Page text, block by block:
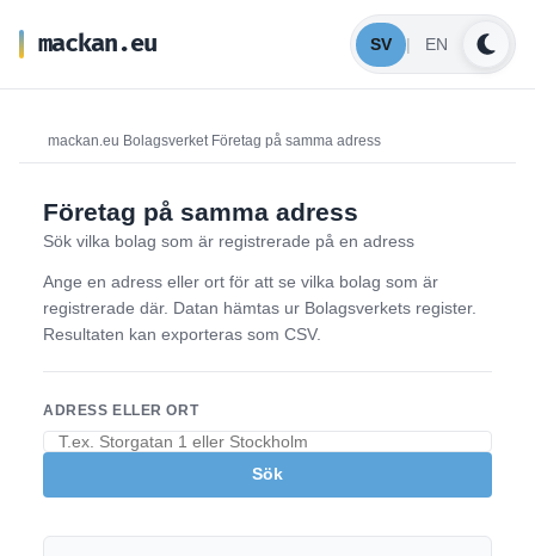
mackan.eu SV | EN
mackan.eu Bolagsverket Företag på samma adress
Företag på samma adress
Sök vilka bolag som är registrerade på en adress
Ange en adress eller ort för att se vilka bolag som är
registrerade där. Datan hämtas ur Bolagsverkets register.
Resultaten kan exporteras som CSV.
ADRESS ELLER ORT
Sök